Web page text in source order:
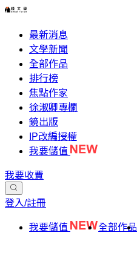
最新消息
文學新聞
全部作品
排行榜
焦點作家
徐淑卿專欄
鏡出版
IP改編授權
我要儲值
我要收費
登入/註冊
我要儲值 全部作品